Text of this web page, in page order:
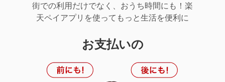
街での利用だけでなく、おうち時間にも！楽
天ペイアプリを使ってもっと生活を便利に
お支払いの